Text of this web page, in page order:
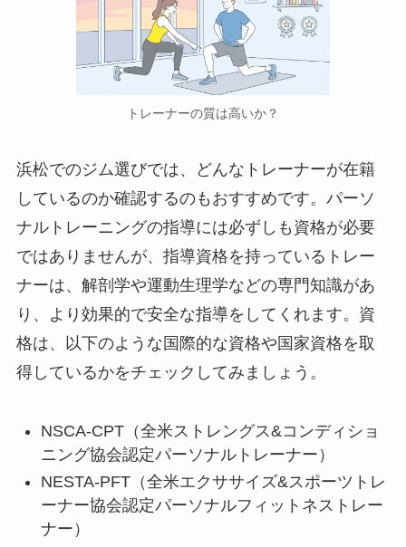
トレーナーの質は高いか？
浜松でのジム選びでは、どんなトレーナーが在籍
しているのか確認するのもおすすめです。パーソ
ナルトレーニングの指導には必ずしも資格が必要
ではありませんが、指導資格を持っているトレー
ナーは、解剖学や運動生理学などの専門知識があ
り、より効果的で安全な指導をしてくれます。資
格は、以下のような国際的な資格や国家資格を取
得しているかをチェックしてみましょう。
NSCA-CPT（全米ストレングス&コンディショ
ニング協会認定パーソナルトレーナー）
NESTA-PFT（全米エクササイズ&スポーツトレ
ーナー協会認定パーソナルフィットネストレー
ナー）